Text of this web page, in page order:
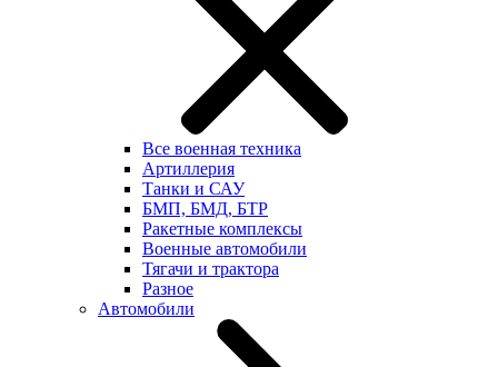
Все военная техника
Артиллерия
Танки и САУ
БМП, БМД, БТР
Ракетные комплексы
Военные автомобили
Тягачи и трактора
Разное
Автомобили